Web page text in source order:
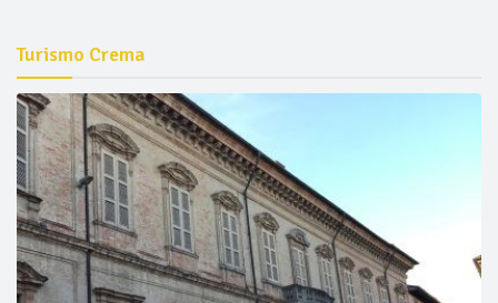
Turismo Crema